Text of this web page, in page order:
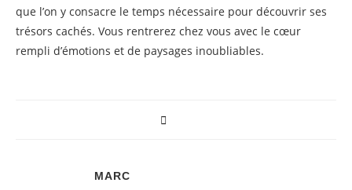
que l’on y consacre le temps nécessaire pour découvrir ses
trésors cachés. Vous rentrerez chez vous avec le cœur
rempli d’émotions et de paysages inoubliables.
MARC